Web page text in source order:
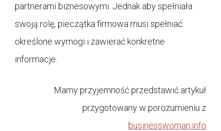
partnerami biznesowymi. Jednak aby spełniała
swoją rolę, pieczątka firmowa musi spełniać
określone wymogi i zawierać konkretne
informacje.
Mamy przyjemność przedstawić artykuł
przygotowany w porozumieniu z
businesswoman.info